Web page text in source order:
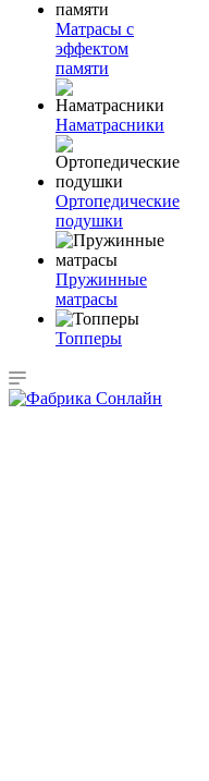
Матрасы с
эффектом
памяти
Наматрасники
Ортопедические
подушки
Пружинные
матрасы
Топперы